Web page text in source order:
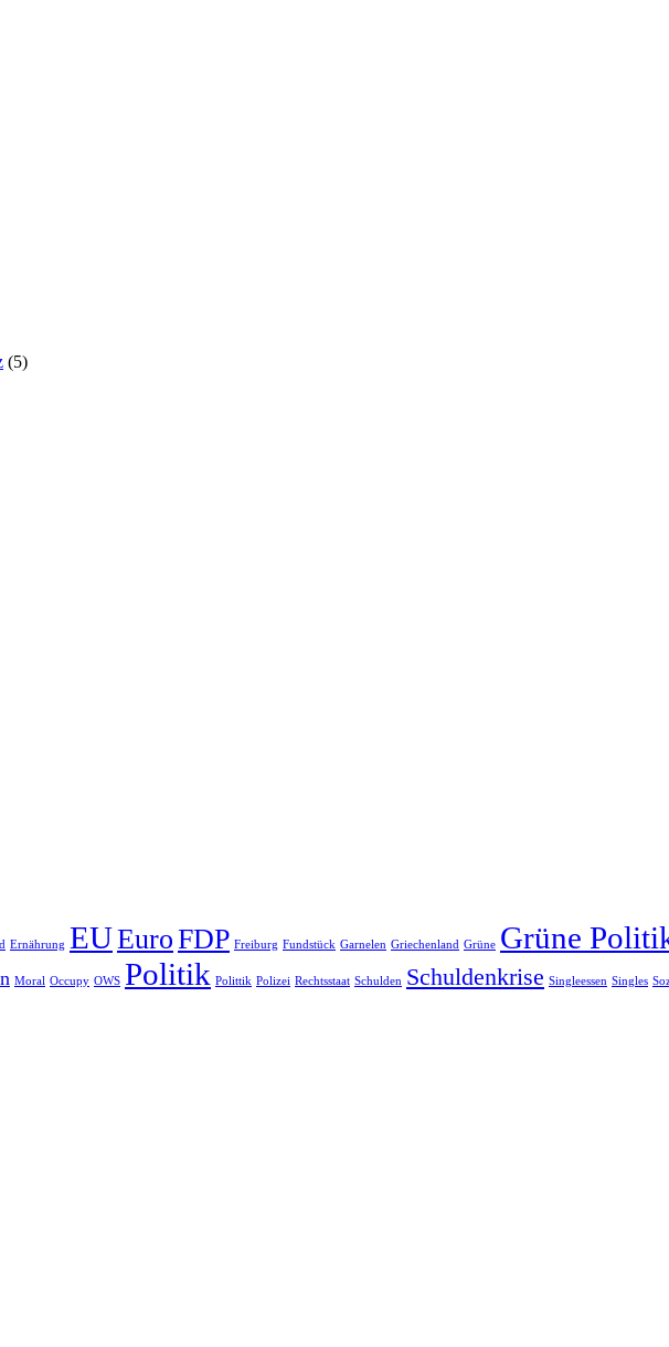
(5)
Ernährung EUEuroFDP Freiburg Fundstück Garnelen Griechenland Grüne Grüne
Moral Occupy OWS Politik Polittik Polizei Rechtsstaat Schulden Schuldenkrise Singleessen Singles